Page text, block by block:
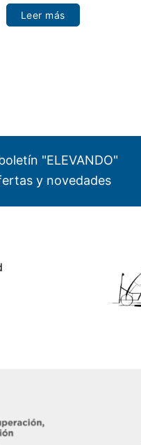
Leer más
"ELEVANDO"
y novedades